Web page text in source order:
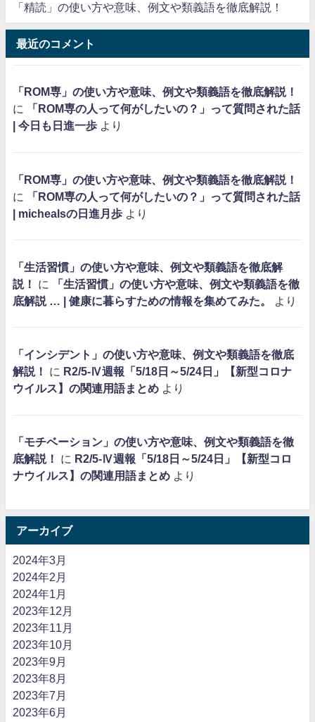
「精読」の使い方や意味、例文や類義語を徹底解説！
最近のコメント
「ROM専」の使い方や意味、例文や類義語を徹底解説！
に
「ROM専の人って何がしたいの？」って質問された話
| 今日も日進一歩 より
「ROM専」の使い方や意味、例文や類義語を徹底解説！
に
「ROM専の人って何がしたいの？」って質問された話
| michealsの日進月歩 より
「生活習慣」の使い方や意味、例文や類義語を徹底解
説！
に
「生活習慣」の使い方や意味、例文や類義語を徹
底解説 … | 健康に暮らすための情報を集めてみた。
より
「インシデント」の使い方や意味、例文や類義語を徹底
解説！
に R2/5-Ⅳ週報「5/18日～5/24日」【新型コロナ
ウイルス】の関連用語まとめ より
「モチベーション」の使い方や意味、例文や類義語を徹
底解説！
に R2/5-Ⅳ週報「5/18日～5/24日」【新型コロ
ナウイルス】の関連用語まとめ より
アーカイブ
2024年3月
2024年2月
2024年1月
2023年12月
2023年11月
2023年10月
2023年9月
2023年8月
2023年7月
2023年6月